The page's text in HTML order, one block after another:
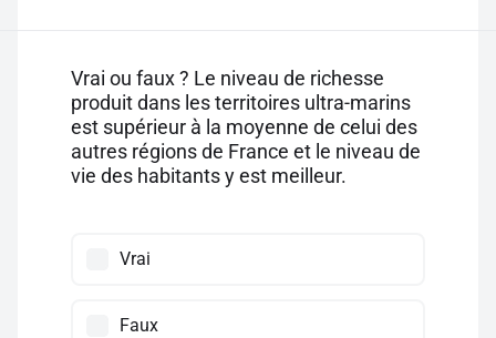
Vrai ou faux ? Le niveau de richesse
produit dans les territoires ultra-marins
est supérieur à la moyenne de celui des
autres régions de France et le niveau de
vie des habitants y est meilleur.
Vrai
Faux